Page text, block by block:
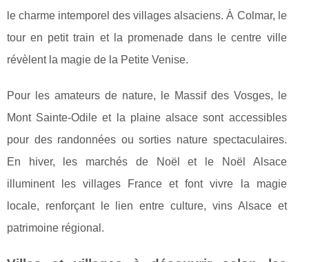
le charme intemporel des villages alsaciens. À Colmar, le
tour en petit train et la promenade dans le centre ville
révèlent la magie de la Petite Venise.
Pour les amateurs de nature, le Massif des Vosges, le
Mont Sainte-Odile et la plaine alsace sont accessibles
pour des randonnées ou sorties nature spectaculaires.
En hiver, les marchés de Noël et le Noël Alsace
illuminent les villages France et font vivre la magie
locale, renforçant le lien entre culture, vins Alsace et
patrimoine régional.